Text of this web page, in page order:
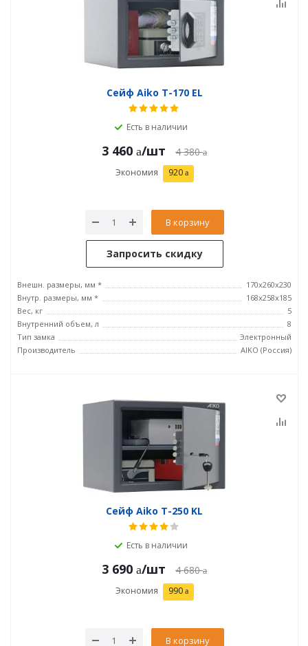
Сейф Aiko T-170 EL
Есть в наличии
3 460 /шт 4 380
Экономия 920
В корзину
Запросить скидку
Внешн. размеры, мм *
170x260x230
Внутр. размеры, мм *
168x258x185
Вес, кг
5
Внутренний объем, л
8
Тип замка
Электронный
Производитель
AIKO (Россия)
Сейф Aiko T-250 KL
Есть в наличии
3 690 /шт 4 680
Экономия 990
В корзину